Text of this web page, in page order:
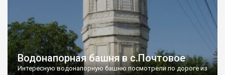
Водонапорная башня в с.Почтовое
Интересную водонапорную башню посмотрели по дороге из